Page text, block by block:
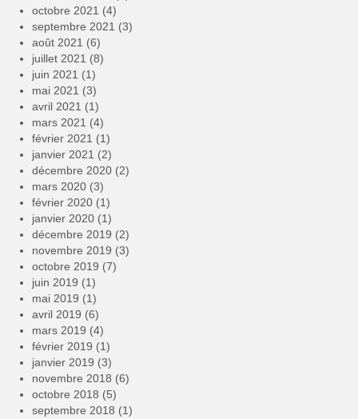
octobre 2021 (4)
septembre 2021 (3)
août 2021 (6)
juillet 2021 (8)
juin 2021 (1)
mai 2021 (3)
avril 2021 (1)
mars 2021 (4)
février 2021 (1)
janvier 2021 (2)
décembre 2020 (2)
mars 2020 (3)
février 2020 (1)
janvier 2020 (1)
décembre 2019 (2)
novembre 2019 (3)
octobre 2019 (7)
juin 2019 (1)
mai 2019 (1)
avril 2019 (6)
mars 2019 (4)
février 2019 (1)
janvier 2019 (3)
novembre 2018 (6)
octobre 2018 (5)
septembre 2018 (1)